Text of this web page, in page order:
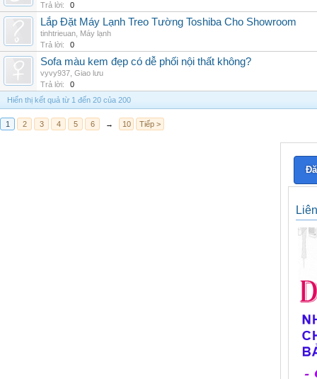
Trả lời:
0
Lắp Đặt Máy Lạnh Treo Tường Toshiba Cho Showroom
tinhtrieuan Máy lạnh
Trả lời:
0
Sofa màu kem đẹp có dễ phối nội thất không?
vyvy937 Giao lưu
Trả lời:
0
Hiển thị kết quả từ 1 đến 20 của 200
1 2 3 4 5 6 → 10 Tiếp >